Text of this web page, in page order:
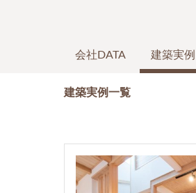
会社DATA 建築実例
建築実例一覧